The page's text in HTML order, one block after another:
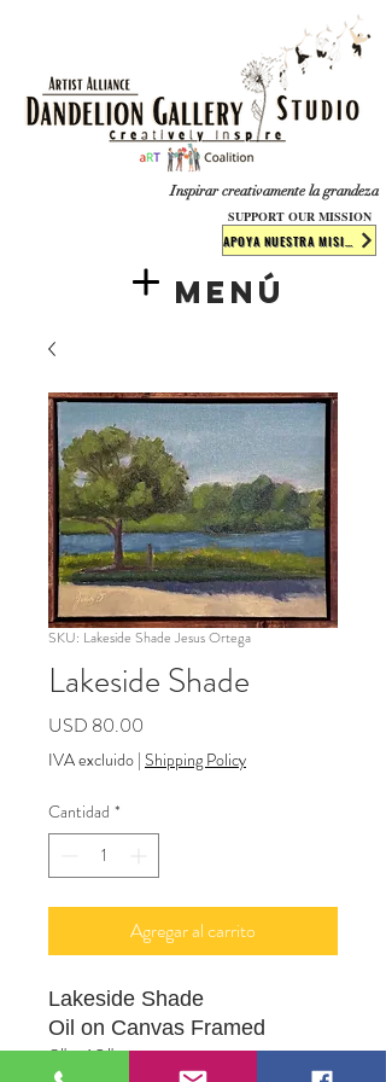
​​​Inspirar creativamente la grandeza
Menú
SUPPORT OUR MISSION
SKU: Lakeside Shade Jesus Ortega
Lakeside Shade
USD 80.00
IVA excluido | Shipping Policy
Cantidad *
Agregar al carrito
Lakeside Shade
Oil on Canvas Framed
8" x 10"